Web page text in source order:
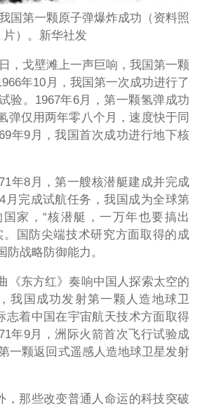
国第一颗原子弹爆炸成功（资料照
片）。新华社发
戈壁滩上一声巨响，我国第一颗
年10月，我国第一次成功进行了
验。1967年6月，第一颗氢弹成功
弹仅用两年零八个月，速度快于同
年9月，我国首次成功进行地下核
8月，第一艘核潜艇建成并完成
月完成试航任务，我国成为全球第
家，“核潜艇，一万年也要搞出
。国防尖端技术研究方面取得的成
战略防御能力。
东方红》奏响中国人探索太空的
我国成功发射第一颗人造地球卫
志着中国在宇宙航天技术方面取得
年9月，洲际火箭首次飞行试验成
一颗返回式遥感人造地球卫星发射
那些改变普通人命运的科技突破